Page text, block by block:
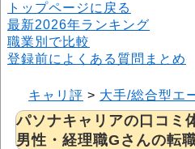
トップページに戻る
最新2026年ランキング
職業別で比較
登録前によくある質問まとめ
キャリ評 > 大手/総合型エ
パソナキャリアの口コミ
男性・経理職Gさんの転